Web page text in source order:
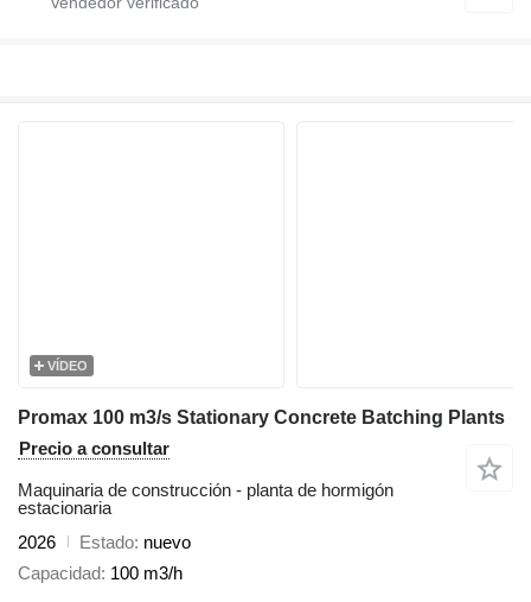
VÍDEO
Promax 100 m3/s Stationary Concrete Batching Plants
Precio a consultar
Maquinaria de construcción - planta de hormigón
estacionaria
2026
Estado nuevo
Capacidad 100 m3/h